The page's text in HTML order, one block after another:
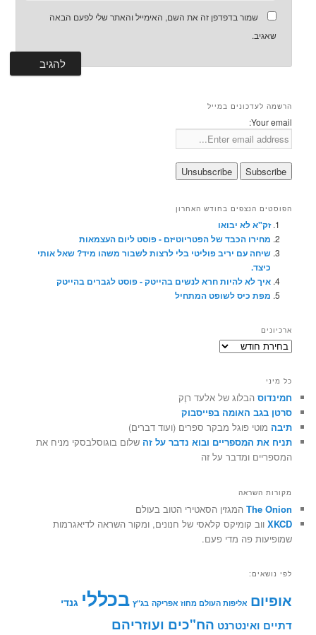
שמור בדפדפן זה את השם, האימייל והאתר שלי לפעם הבאה
שאגיב.
הרשמה לעדכונים במייל
Your email:
הפוסטים הנצפים בחודש האחרון
זק"א לא יבואו
מחירו הכבד של הפטריוטיזם - פוסט ליום העצמאות
שיחה עם יריב פוליטי בלי לרצות לשבור משהו מיד? שאל אותי
כיצד.
איך לא להיות חרא לנשים בהייטק - פוסט לגברים בהייטק
מפת כיס לשופט המתחיל
ארכיונים
ארכיונים
כל מיני
חמינדוס הבלוג של אלעד רוֶק
סרטן בגב האומה בפייסבוק
תיבה מוטי פוגל מבקר ספרים (ועוד דברים)
תניח את המספריים ובוא נדבר על זה שלום בוגוסלבסקי מניח את
המספריים ומדבר על זה
מקורות השראה
The Onion המגזין הסאטירי הטוב בעולם
XKCD ווב קומיקס קלאסי של חנונים, ומקור השראה לדיאגרמות
שמופיעות פה מדי פעם.
לפי נושאים:
אופיום אליפות העולם מחוז אפריקה בג"ץ בכללי גנדי
דתיים ואינטרנט הח"כים ועוזריהם